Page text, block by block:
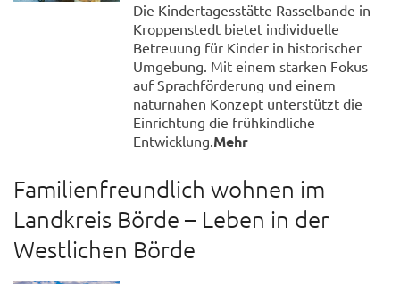
Die Kindertagesstätte Rasselbande in
Kroppenstedt bietet individuelle
Betreuung für Kinder in historischer
Umgebung. Mit einem starken Fokus
auf Sprachförderung und einem
naturnahen Konzept unterstützt die
Einrichtung die frühkindliche
Entwicklung.Mehr
Familienfreundlich wohnen im
Landkreis Börde – Leben in der
Westlichen Börde